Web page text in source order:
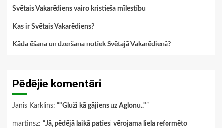
Svētais Vakarēdiens vairo kristieša mīlestību
Kas ir Svētais Vakarēdiens?
Kāda ēšana un dzeršana notiek Svētajā Vakarēdienā?
Pēdējie komentāri
Janis Karklins: “"Gluži kā gājiens uz Aglonu.."”
martinsz: “Jā, pēdējā laikā patiesi vērojama liela reformēto